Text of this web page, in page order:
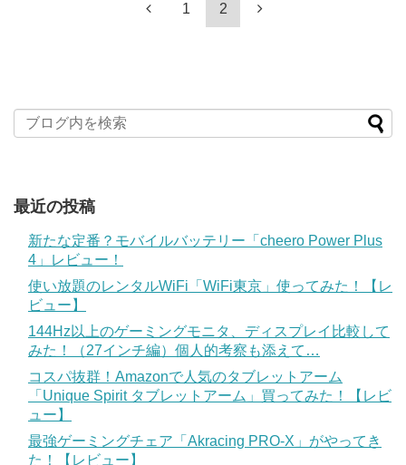
1 2
最近の投稿
新たな定番？モバイルバッテリー「cheero Power Plus
4」レビュー！
使い放題のレンタルWiFi「WiFi東京」使ってみた！【レ
ビュー】
144Hz以上のゲーミングモニタ、ディスプレイ比較して
みた！（27インチ編）個人的考察も添えて…
コスパ抜群！Amazonで人気のタブレットアーム
「Unique Spirit タブレットアーム」買ってみた！【レビ
ュー】
最強ゲーミングチェア「Akracing PRO-X」がやってき
た！【レビュー】